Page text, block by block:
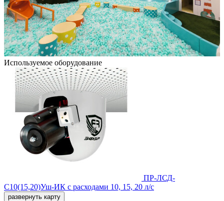
Используемое оборудование
ПР-ЛСД-
С10(15,20)Уш-ИК с расходами 10, 15, 20 л/с
развернуть карту